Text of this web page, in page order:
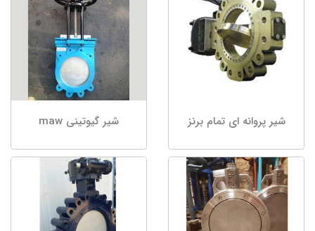
شیر پروانه ای تمام برنز شیر گیوتینی maw